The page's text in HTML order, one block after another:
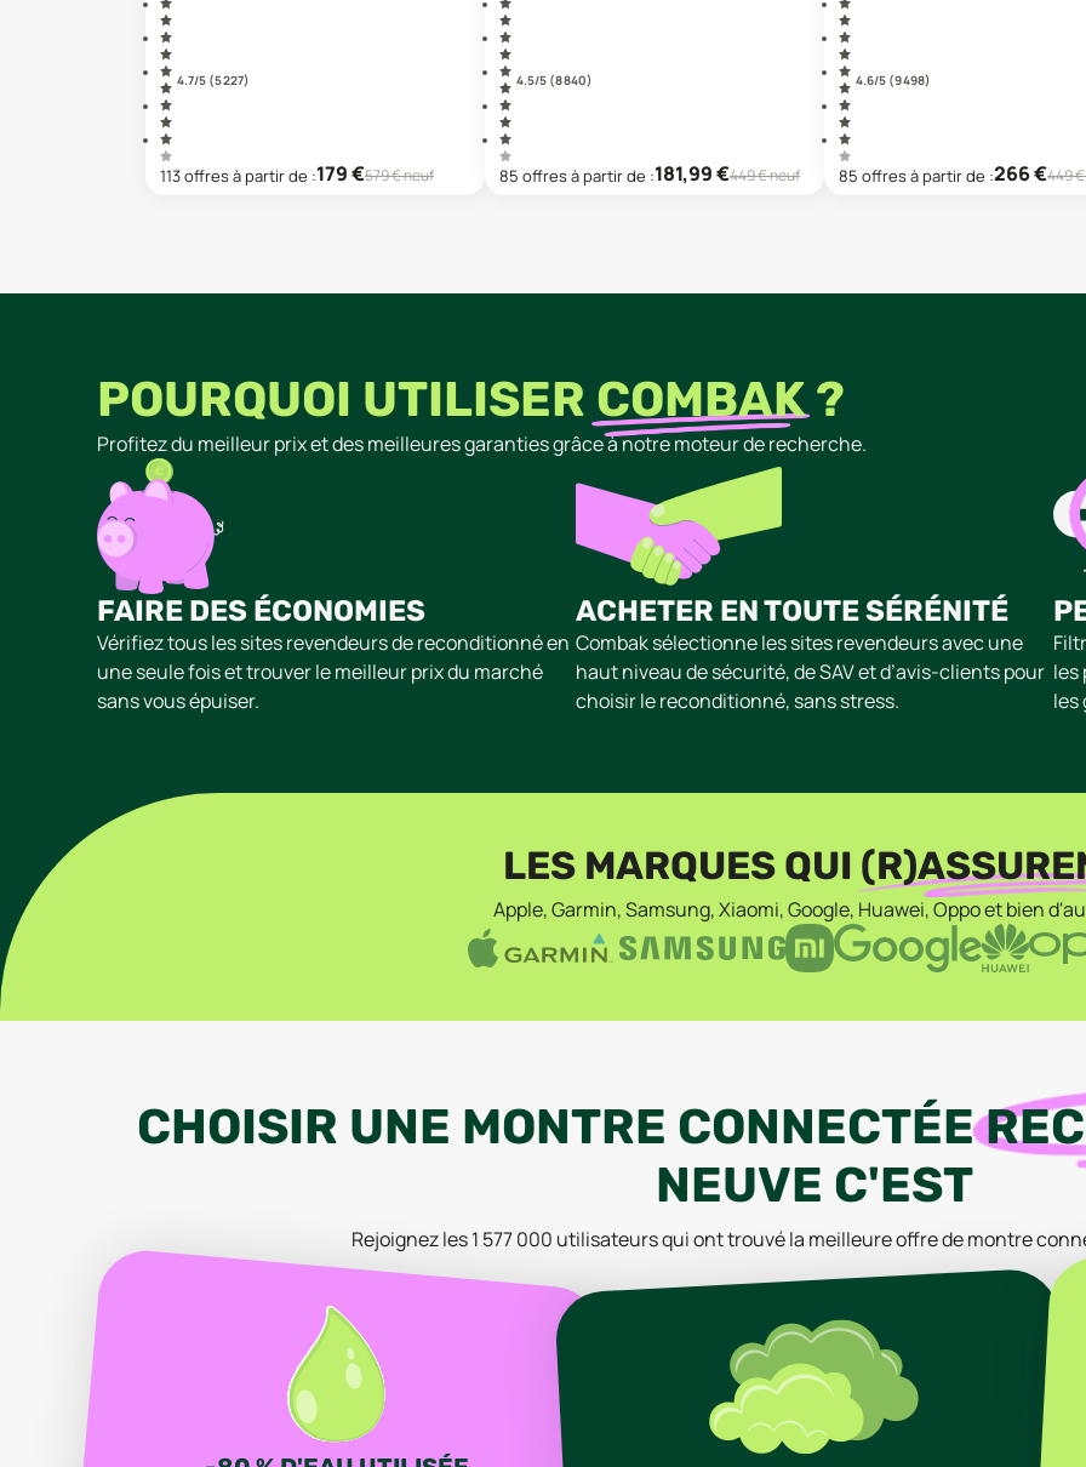
4.7/5 (5 227)
113offresà partir de :179€579€ neuf
4.5/5 (8 840)
85 offresà partir de :181,99€449€ neuf
4.6/5 (9 498)
85 offresà partir de :266€449€
POURQUOI UTILISER COMBAK?
Profitez du meilleur prix et des meilleures garanties grâce à notre moteur de recherche.
FAIRE DES ÉCONOMIES
Vérifiez tous les sites revendeurs de reconditionné en
une seule fois et trouver le meilleur prix du marché
sans vous épuiser.
ACHETER EN TOUTE SÉRÉNITÉ
Combak sélectionne les sites revendeurs avec une
haut niveau de sécurité, de SAV et d’avis-clients pour
choisir le reconditionné, sans stress.
les
les
LES MARQUES QUI
Apple, Garmin, Samsung, Xiaomi, Google, Huawei, Oppo et bien
CHOISIR UNE MONTRE CONNECTÉE
NEUVE C'EST
Rejoignez les1 577 000 utilisateurs qui ont trouvé la meilleure offrede montre